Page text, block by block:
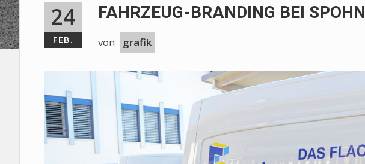
24
FEB.
FAHRZEUG-BRANDING BEI SPOHN
von grafik